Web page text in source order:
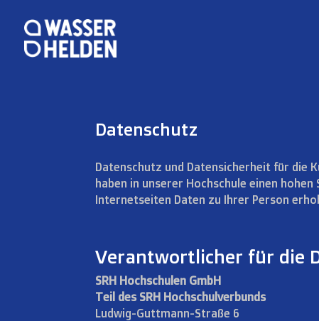
Datenschutz
Datenschutz und Datensicherheit für die
haben in unserer Hochschule einen
Internetseiten Daten zu Ihrer Person
Verantwortlicher für die
SRH Hochschulen GmbH
Teil des SRH Hochschulverbunds
Ludwig-Guttmann-Straße 6